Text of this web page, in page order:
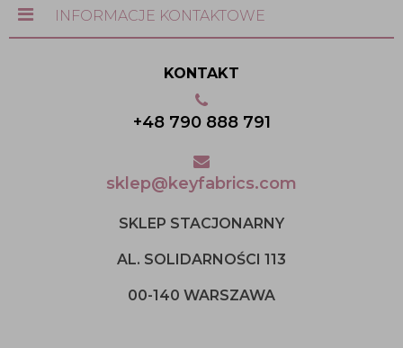
INFORMACJE KONTAKTOWE
KONTAKT
+48 790 888 791
sklep@keyfabrics.com
SKLEP STACJONARNY
AL. SOLIDARNOŚCI 113
00-140 WARSZAWA